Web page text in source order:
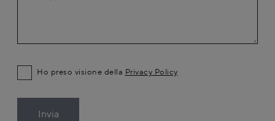
Ho preso visione della Privacy Policy
Invia